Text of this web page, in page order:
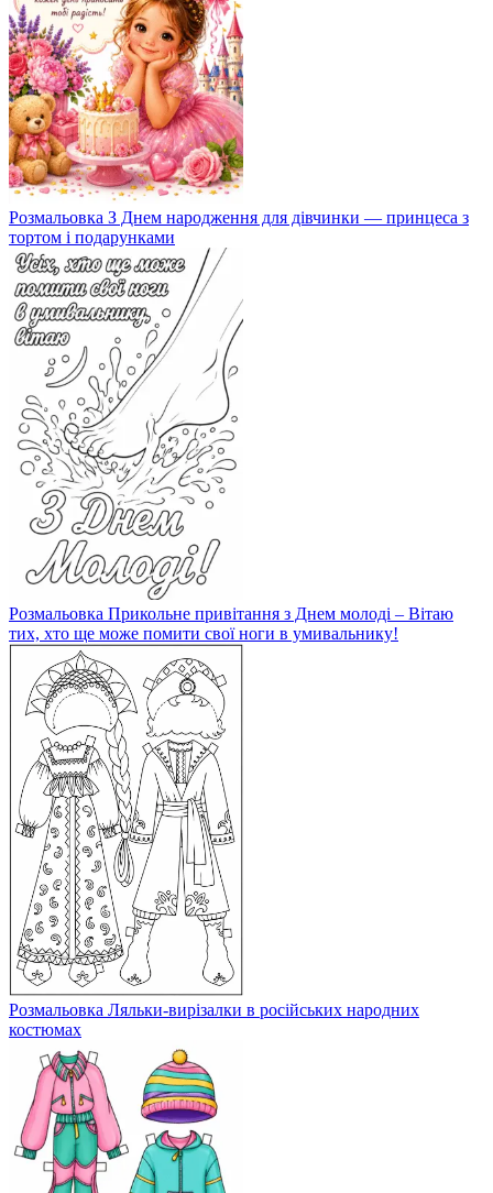
Розмальовка З Днем народження для дівчинки — принцеса з
тортом і подарунками
Розмальовка Прикольне привітання з Днем молоді – Вітаю
тих, хто ще може помити свої ноги в умивальнику!
Розмальовка Ляльки-вирізалки в російських народних
костюмах